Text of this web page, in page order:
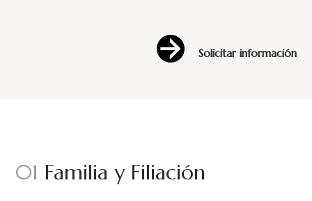
Solicitar información
01 Familia y Filiación